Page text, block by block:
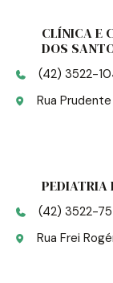
CLÍNICA E
DOS
(42) 3522-
Rua
PEDIATRIA
(42) 3522-
Rua Frei